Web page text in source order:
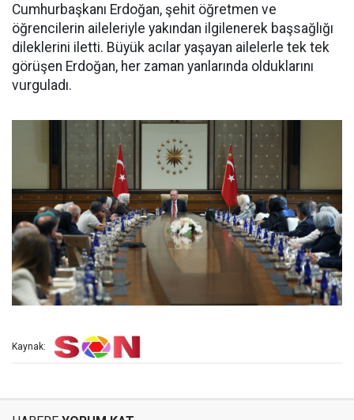
Cumhurbaşkanı Erdoğan, şehit öğretmen ve
öğrencilerin aileleriyle yakından ilgilenerek başsağlığı
dileklerini iletti. Büyük acılar yaşayan ailelerle tek tek
görüşen Erdoğan, her zaman yanlarında olduklarını
vurguladı.
Kaynak: